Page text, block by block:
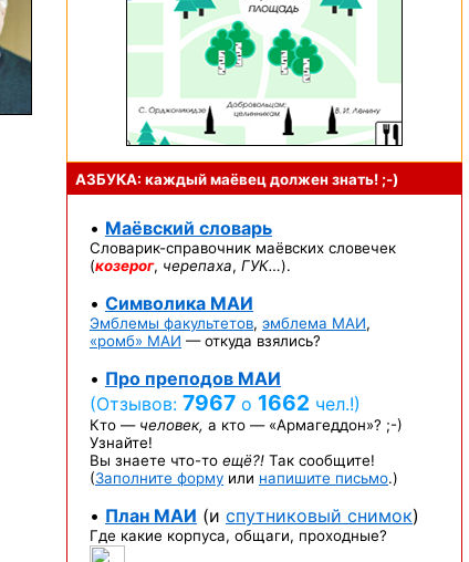
АЗБУКА: каждый маёвец должензнать! ;-)
• Маёвский словарь
Словарик-справочник маёвских словечек
(козерог, черепаха, ГУК…).
• Символика МАИ
Эмблемы факультетов, эмблема МАИ,
«ромб» МАИ — откуда взялись?
• Про преподов МАИ
(Отзывов: 7967 о 1662 чел.!)
Кто — человек, а кто — «Армагеддон»? ;-)
Узнайте!
Вы знаете что-то ещё?! Так сообщите!
(Заполните форму или напишите письмо.)
• План МАИ (и спутниковый снимок)
Где какие корпуса, общаги, проходные?